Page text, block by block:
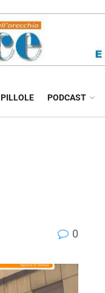
PODCAST
0